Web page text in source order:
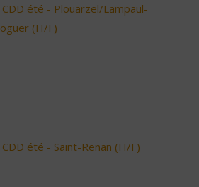
été - Plouarzel/Lampaul-
(H/F)
été - Saint-Renan (H/F)